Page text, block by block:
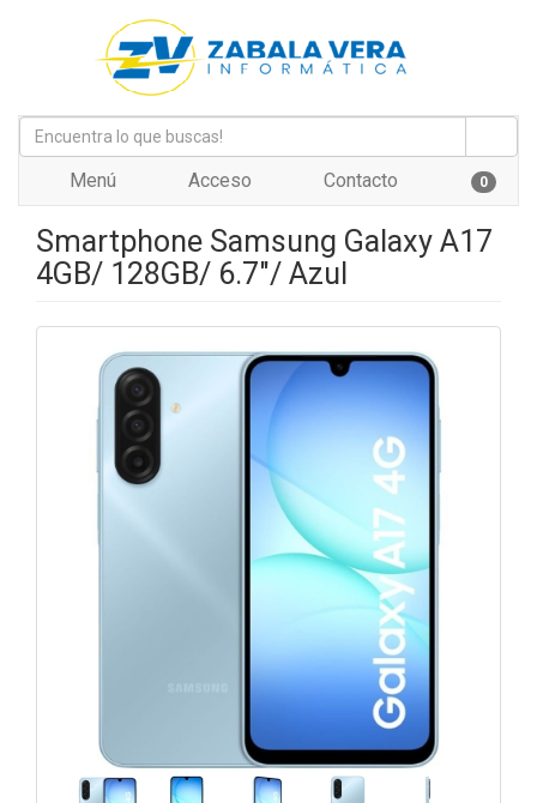
Menú Acceso Contacto 0
Smartphone Samsung Galaxy A17
4GB/ 128GB/ 6.7"/ Azul